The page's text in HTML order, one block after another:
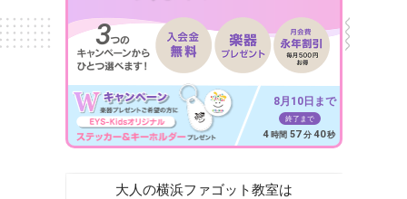
8月10日まで
終了まで
4 時間 57 分 38 秒
大人の横浜ファゴット教室は